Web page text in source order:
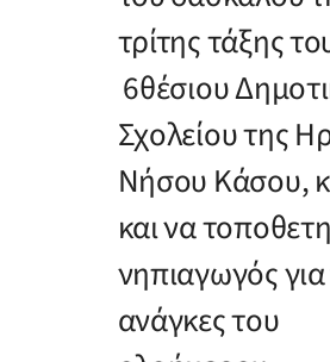
τρίτης τάξης
6θέσιου
Σχολείου της
Νήσου Κάσου,
και να
νηπιαγωγός για
ανάγκες του